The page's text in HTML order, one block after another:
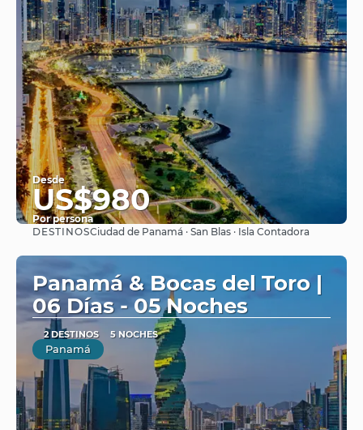
Desde
US$980
Por persona
Ver
DESTINOSCiudad de Panamá · San Blas · Isla Contadora
Panamá & Bocas del Toro |
06 Días - 05 Noches
2 DESTINOS 5 NOCHES
Panamá